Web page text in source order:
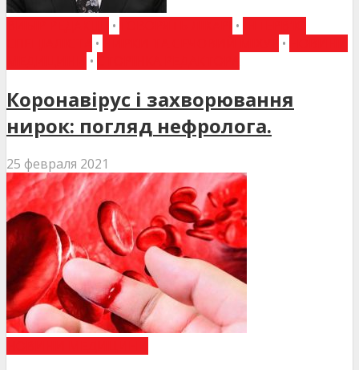
• •
• •
•
Коронавірус і захворювання
нирок: погляд нефролога.
25 февраля 2021